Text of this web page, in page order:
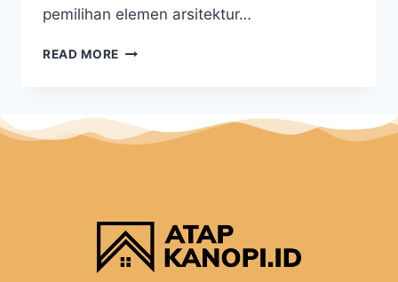
pemilihan elemen arsitektur…
READ MORE